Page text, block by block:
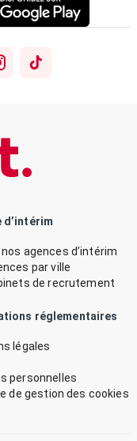
d’intérim
agences d’intérim
par ville
de recrutement
réglementaires
légales
personnelles
de gestion des cookies